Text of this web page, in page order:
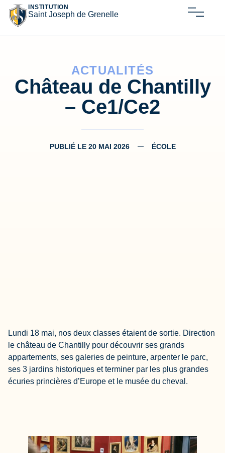
INSTITUTION
Saint Joseph de Grenelle
ACTUALITÉS
Château de Chantilly
– Ce1/Ce2
PUBLIÉ LE 20 MAI 2026 ÉCOLE
Lundi 18 mai, nos deux classes étaient de sortie. Direction
le château de Chantilly pour découvrir ses grands
appartements, ses galeries de peinture, arpenter le parc,
ses 3 jardins historiques et terminer par les plus grandes
écuries princières d’Europe et le musée du cheval.